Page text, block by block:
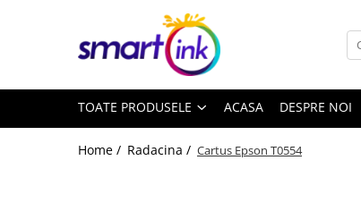
Toate Produsele
Pentru firme
TOATE PRODUSELE ACASA DESPRE NOI
Home / Radacina / Cartus Epson T0554